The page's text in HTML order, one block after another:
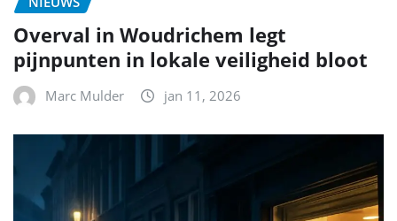
Overval in Woudrichem legt
pijnpunten in lokale veiligheid bloot
Marc Mulder jan 11, 2026